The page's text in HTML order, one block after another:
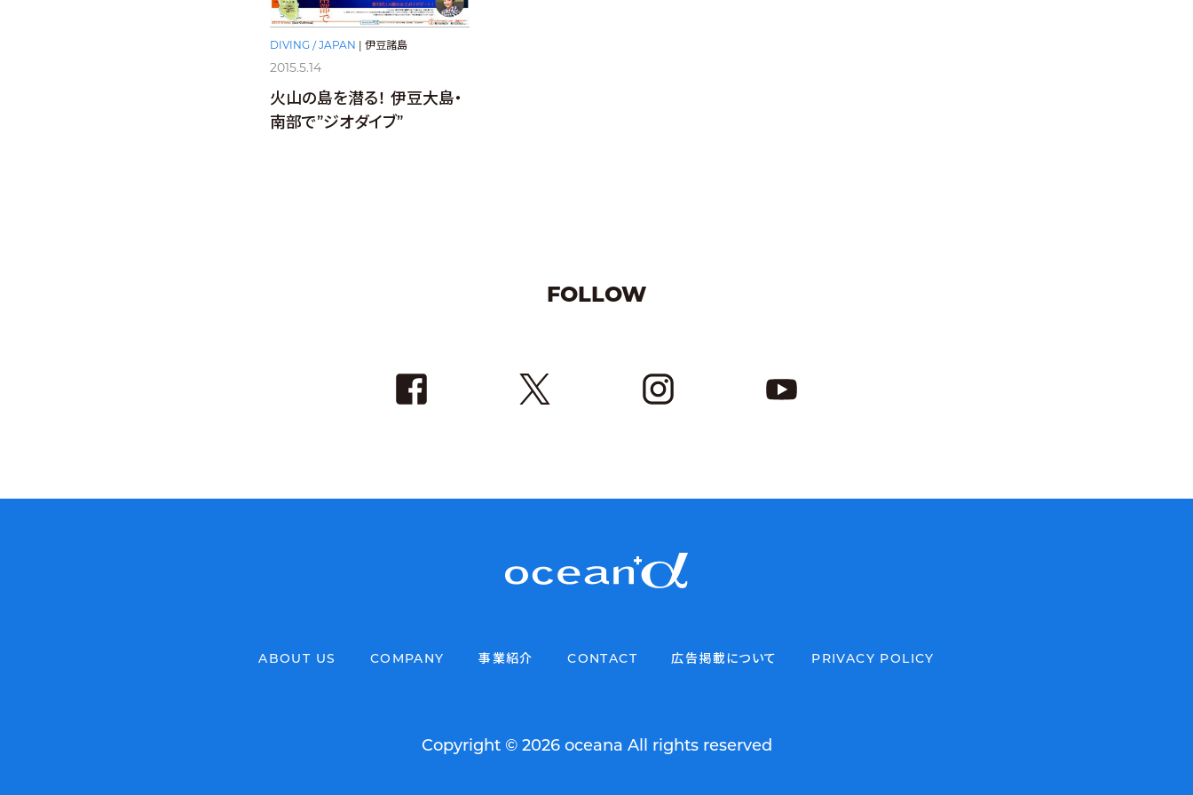
DIVING / JAPAN | 伊豆諸島
2015.5.14
火山の島を潜る！ 伊豆大島・
南部で”ジオダイブ”
FOLLOW
ABOUT US COMPANY 事業紹介 CONTACT 広告掲載について PRIVACY POLICY
Copyright © 2026 oceana All rights reserved